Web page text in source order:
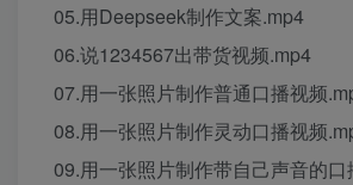
05.用Deepseek制作文案.mp4
06.说1234567出带货视频.mp4
07.用一张照片制作普通口播视频
08.用一张照片制作灵动口播视频
09.用一张照片制作带自己声音的